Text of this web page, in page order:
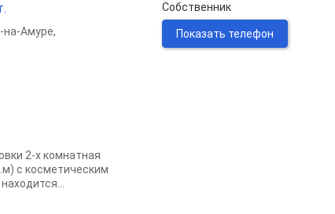
на-Амуре,
2-х комнатная
с косметическим
Собственник
Показать телефон